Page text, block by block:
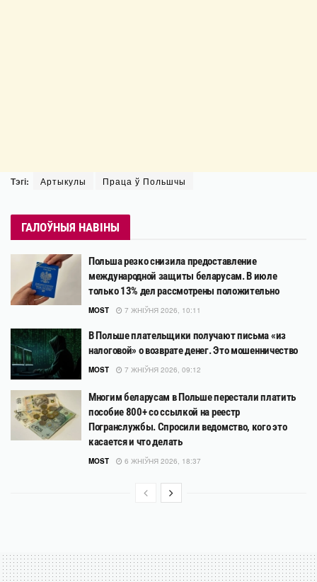
Тэгі: Артыкулы Праца ў Польшчы
ГАЛОЎНЫЯ НАВІНЫ
Польша резко снизила предоставление
международной защиты беларусам. В июле
только 13% дел рассмотрены положительно
MOST 7 ЖНІЎНЯ 2026, 10:11
В Польше плательщики получают письма «из
налоговой» о возврате денег. Это мошенничество
MOST 7 ЖНІЎНЯ 2026, 09:12
Многим беларусам в Польше перестали платить
пособие 800+ со ссылкой на реестр
Погранслужбы. Спросили ведомство, кого это
касается и что делать
MOST 6 ЖНІЎНЯ 2026, 18:37